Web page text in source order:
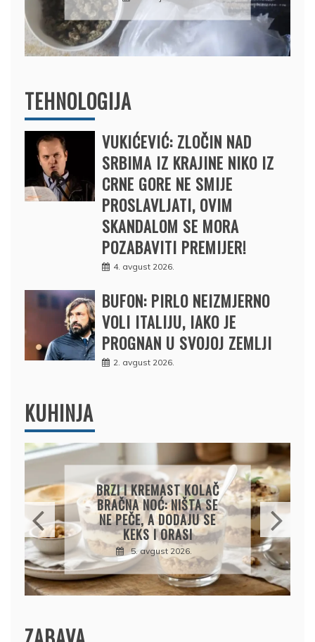
12. februar 2025.
TEHNOLOGIJA
VUKIĆEVIĆ: ZLOČIN NAD
SRBIMA IZ KRAJINE NIKO IZ
CRNE GORE NE SMIJE
PROSLAVLJATI, OVIM
SKANDALOM SE MORA
POZABAVITI PREMIJER!
4. avgust 2026.
BUFON: PIRLO NEIZMJERNO
VOLI ITALIJU, IAKO JE
PROGNAN U SVOJOJ ZEMLJI
2. avgust 2026.
KUHINJA
KREMASTA TJESTENINA
SA FETA SIROM I PEČENIM
PARADAJZOM
5. avgust 2026.